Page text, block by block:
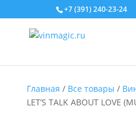
+7 (391) 240-23-24
Главная / Все товары /
LET’S TALK ABOUT LOVE